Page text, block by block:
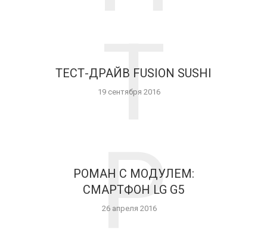
ТЕСТ-ДРАЙВ FUSION SUSHI
19 сентября 2016
Т
РОМАН С МОДУЛЕМ:
СМАРТФОН LG G5
26 апреля 2016
Р